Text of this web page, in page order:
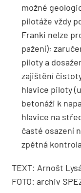
možné
pilotáže vždy
Franki nelze
pažení);
piloty a
zajištění
hlavice piloty
betonáži k
hlavice na
časté osazení
zpětná
TEXT: Arnošt
FOTO: archiv